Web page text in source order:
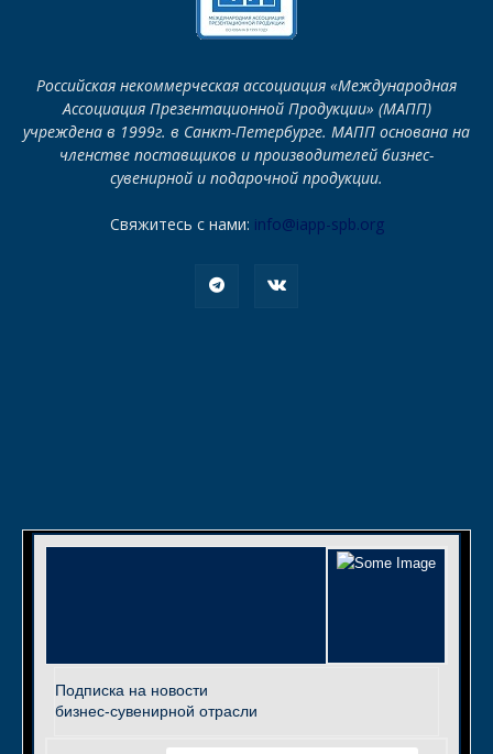
Российская некоммерческая ассоциация «Международная
Ассоциация Презентационной Продукции» (МАПП)
учреждена в 1999г. в Санкт-Петербурге. МАПП основана на
членстве поставщиков и производителей бизнес-
сувенирной и подарочной продукции.
Свяжитесь с нами: info@iapp-spb.org
Подписка на новости
бизнес-сувенирной отрасли